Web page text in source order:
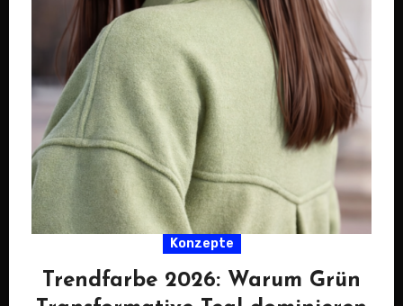
Konzepte
Trendfarbe 2026: Warum Grün